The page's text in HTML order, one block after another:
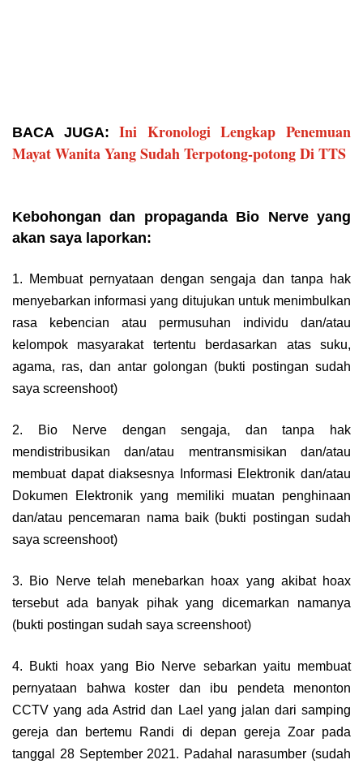
BACA JUGA:Ini Kronologi Lengkap Penemuan
Mayat Wanita Yang Sudah Terpotong-potong Di TTS
Kebohongan dan propaganda Bio Nerve yang
akan saya laporkan:
1. Membuat pernyataan dengan sengaja dan tanpa hak
menyebarkan informasi yang ditujukan untuk menimbulkan
rasa kebencian atau permusuhan individu dan/atau
kelompok masyarakat tertentu berdasarkan atas suku,
agama, ras, dan antar golongan (bukti postingan sudah
saya screenshoot)
2. Bio Nerve dengan sengaja, dan tanpa hak
mendistribusikan dan/atau mentransmisikan dan/atau
membuat dapat diaksesnya Informasi Elektronik dan/atau
Dokumen Elektronik yang memiliki muatan penghinaan
dan/atau pencemaran nama baik (bukti postingan sudah
saya screenshoot)
3. Bio Nerve telah menebarkan hoax yang akibat hoax
tersebut ada banyak pihak yang dicemarkan namanya
(bukti postingan sudah saya screenshoot)
4. Bukti hoax yang Bio Nerve sebarkan yaitu membuat
pernyataan bahwa koster dan ibu pendeta menonton
CCTV yang ada Astrid dan Lael yang jalan dari samping
gereja dan bertemu Randi di depan gereja Zoar pada
tanggal 28 September 2021. Padahal narasumber (sudah